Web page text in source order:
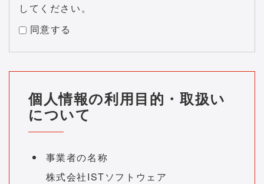
してください。
同意する
個人情報の利用目的・取扱い
について
事業者の名称
株式会社ISTソフトウェア